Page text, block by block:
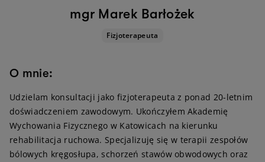
mgr Marek Barłożek
Fizjoterapeuta
O mnie:
Udzielam konsultacji jako fizjoterapeuta z ponad 20-letnim
doświadczeniem zawodowym. Ukończyłem Akademię
Wychowania Fizycznego w Katowicach na kierunku
rehabilitacja ruchowa. Specjalizuję się w terapii zespołów
bólowych kręgosłupa, schorzeń stawów obwodowych oraz